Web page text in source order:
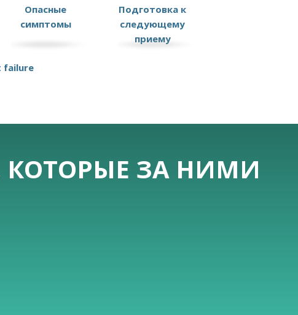
Опасные
симптомы
Подготовка к
следующему
приему
failure
ЗА НИМИ